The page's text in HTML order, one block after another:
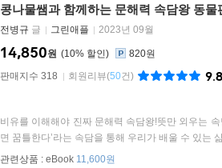
콩나물쌤과 함께하는 문해력 속담왕 동물
전병규 글 그린애플 2023년 09월
10%
14,850원
820원
판매지수 318
회원리뷰(50건) 9.8
비유를 이해해야 진짜 문해력 속담왕!뜻만 외우는
면 꿈틀한다’라는 속담을 통해 우리가 배울 수 있는
관련상품 : eBook 11,600원